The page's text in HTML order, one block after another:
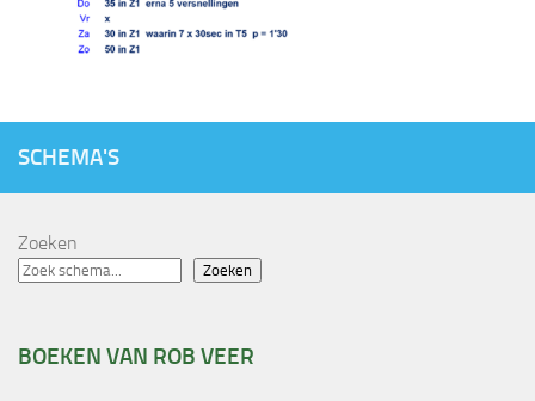
SCHEMA'S
Zoeken
Zoeken
BOEKEN VAN ROB VEER